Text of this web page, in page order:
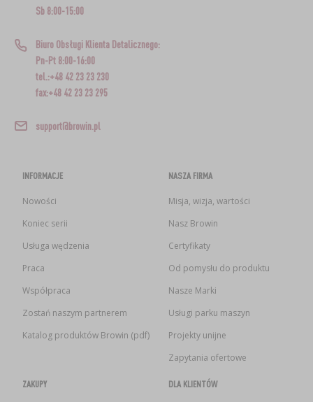
Sb 8:00-15:00
Biuro Obsługi Klienta Detalicznego:
Pn-Pt 8:00-16:00
tel.:+48 42 23 23 230
fax:+48 42 23 23 295
support@browin.pl
INFORMACJE
Nowości
Koniec serii
Usługa wędzenia
Praca
Współpraca
Zostań naszym partnerem
Katalog produktów Browin (pdf)
NASZA FIRMA
Misja, wizja, wartości
Nasz Browin
Certyfikaty
Od pomysłu do produktu
Nasze Marki
Usługi parku maszyn
Projekty unijne
Zapytania ofertowe
ZAKUPY DLA KLIENTÓW